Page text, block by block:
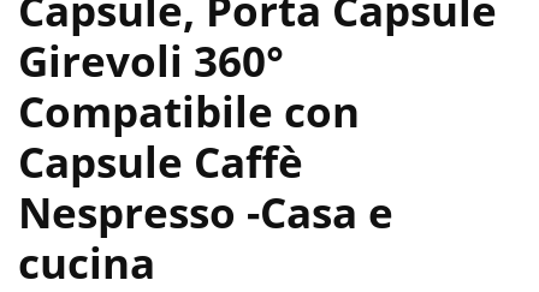
Girevoli 360°
Compatibile con
Capsule Caffè
Nespresso -Casa e
cucina